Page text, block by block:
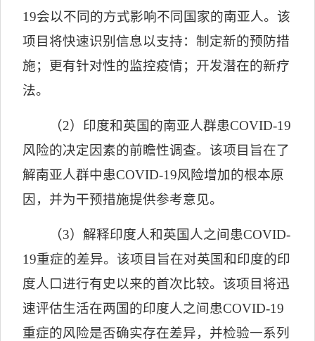
19会以不同的方式影响不同国家的南亚人。该
项目将快速识别信息以支持：制定新的预防措
施；更有针对性的监控疫情；开发潜在的新疗
法。
（2）印度和英国的南亚人群患COVID-19
风险的决定因素的前瞻性调查。该项目旨在了
解南亚人群中患COVID-19风险增加的根本原
因，并为干预措施提供参考意见。
（3）解释印度人和英国人之间患COVID-
19重症的差异。该项目旨在对英国和印度的印
度人口进行有史以来的首次比较。该项目将迅
速评估生活在两国的印度人之间患COVID-19
重症的风险是否确实存在差异，并检验一系列